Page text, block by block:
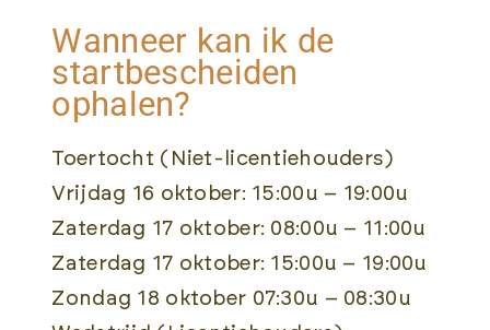
Wanneer kan ik de
startbescheiden
ophalen?
Toertocht (Niet-licentiehouders)
Vrijdag 16 oktober: 15:00u – 19:00u
Zaterdag 17 oktober: 08:00u – 11:00u
Zaterdag 17 oktober: 15:00u – 19:00u
Zondag 18 oktober 07:30u – 08:30u